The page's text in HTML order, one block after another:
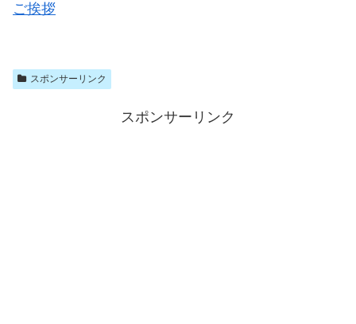
ご挨拶
スポンサーリンク
スポンサーリンク